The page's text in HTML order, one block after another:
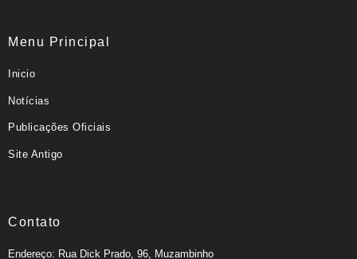
Menu Principal
Inicio
Notícias
Publicações Oficiais
Site Antigo
Contato
Endereço: Rua Dick Prado, 96, Muzambinho